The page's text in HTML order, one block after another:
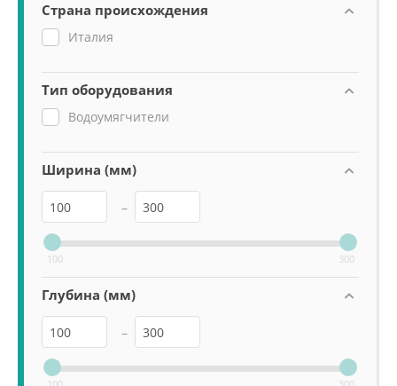
Страна происхождения
Италия
Тип оборудования
Водоумягчители
Ширина (мм)
–
100 300
Глубина (мм)
–